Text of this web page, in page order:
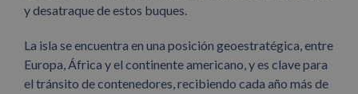
y desatraque de estos buques.
La isla se encuentra en una posición geoestratégica, entre
Europa, África y el continente americano, y es clave para
el tránsito de contenedores, recibiendo cada año más de